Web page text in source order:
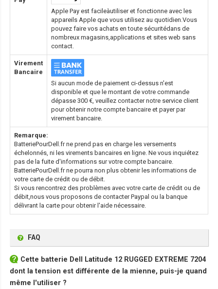
Apple Pay est facileàutiliser et fonctionne avec les
appareils Apple que vous utilisez au quotidien.Vous
pouvez faire vos achats en toute sécuritédans de
nombreux magasins,applications et sites web sans
contact.
Virement
Bancaire
Si aucun mode de paiement ci-dessus n'est
disponible et que le montant de votre commande
dépasse 300 €, veuillez contacter notre service client
pour obtenir notre compte bancaire et payer par
virement bancaire.
Remarque:
BatteriePourDell.fr ne prend pas en charge les versements
échelonnés, ni les virements bancaires en ligne. Ne vous inquiétez
pas de la fuite d'informations sur votre compte bancaire.
BatteriePourDell.fr ne pourra non plus obtenir les informations de
votre carte de crédit ou de débit.
Si vous rencontrez des problèmes avec votre carte de crédit ou de
débit,nous vous proposons de contacter Paypal ou la banque
délivrant la carte pour obtenir l'aide nécessaire.
FAQ
Cette batterie Dell Latitude 12 RUGGED EXTREME 7204
dont la tension est différente de la mienne, puis-je quand
même l'utiliser ?